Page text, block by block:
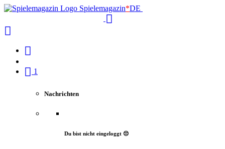
Spielemagazin*DE
1
Nachrichten
Du bist nicht eingeloggt 😔